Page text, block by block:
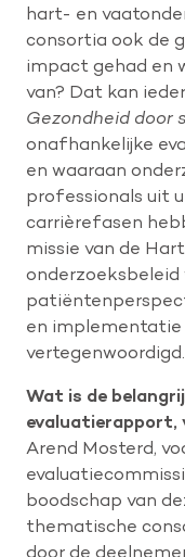
hart- en
consortia ook de
impact gehad en
van? Dat kan
Gezondheid door
onafhankelijke
en waaraan
professionals uit
carrièrefasen
missie van de
en implementatie
vertegenwoordigd.
Wat is de
evaluatierapport,
Arend Mosterd,
boodschap van
thematische
door de